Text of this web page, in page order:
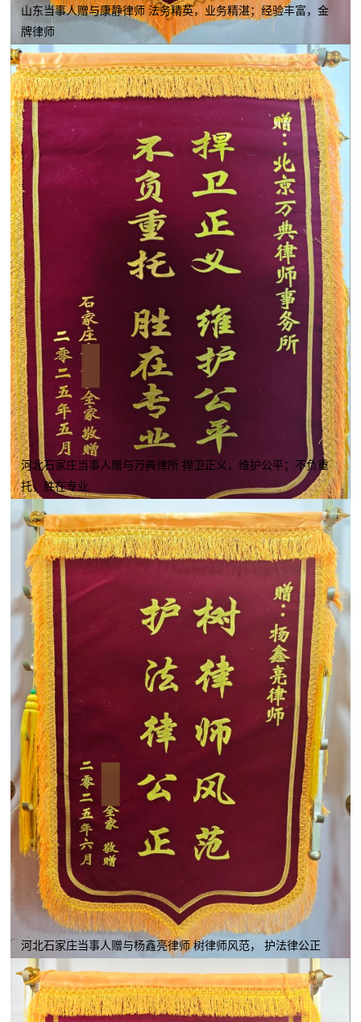
山东当事人赠与康静律师 法务精英，业务精湛；经验丰富，金
牌律师
河北石家庄当事人赠与万典律所 捍卫正义，维护公平；不负重
托，胜在专业
河北石家庄当事人赠与杨鑫亮律师 树律师风范， 护法律公正